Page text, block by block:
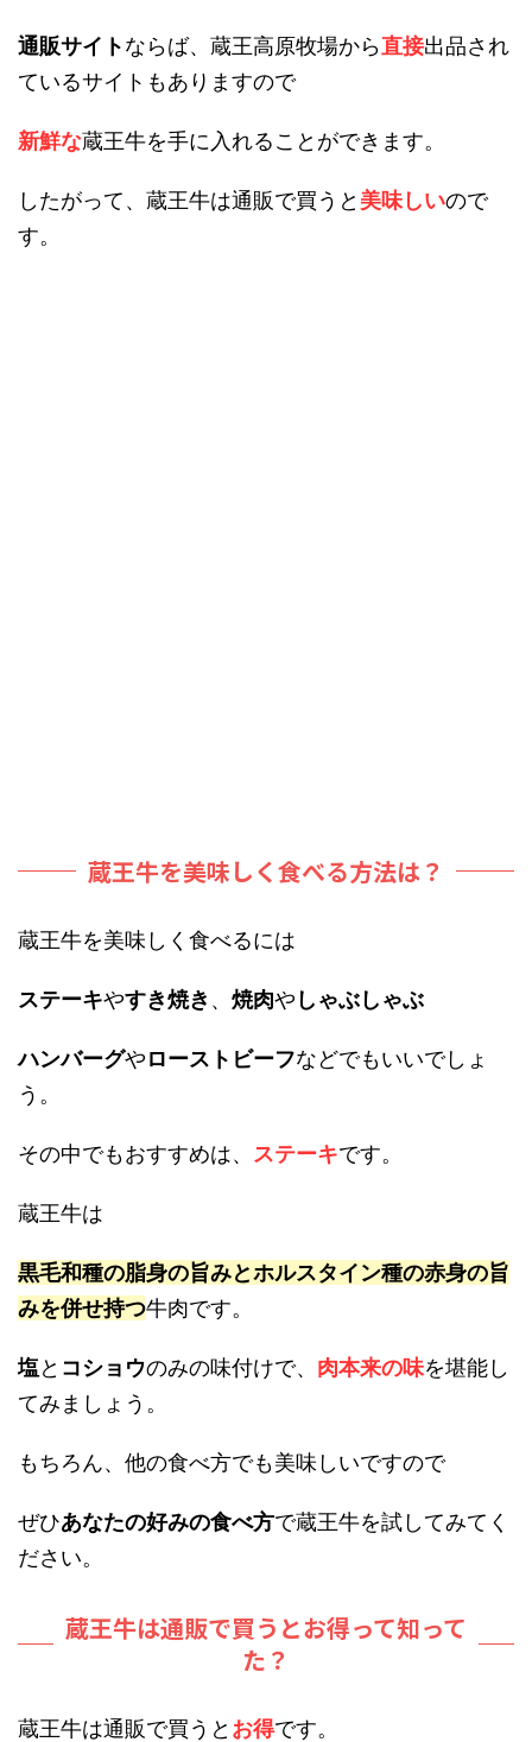
通販サイトならば、蔵王高原牧場から直接出品され
ているサイトもありますので
新鮮な蔵王牛を手に入れることができます。
したがって、蔵王牛は通販で買うと 美味しいので
す。
蔵王牛を美味しく食べる方法は？
蔵王牛を美味しく食べるには
ステーキやすき焼き 、 焼肉や しゃぶしゃぶ
ハンバーグやローストビーフなどでもいいでしょ
う。
その中でもおすすめは、 ステーキです。
蔵王牛は
黒毛和種の脂身の旨みとホルスタイン種の赤身の旨
みを併せ持つ牛肉です。
塩と コショウのみの味付けで、 肉本来の味を堪能し
てみましょう。
もちろん、他の食べ方でも美味しいですので
ぜひあなたの好みの食べ方で蔵王牛を試してみてく
ださい。
蔵王牛は通販で買うとお得って知って
た？
蔵王牛は通販で買うと お得です。